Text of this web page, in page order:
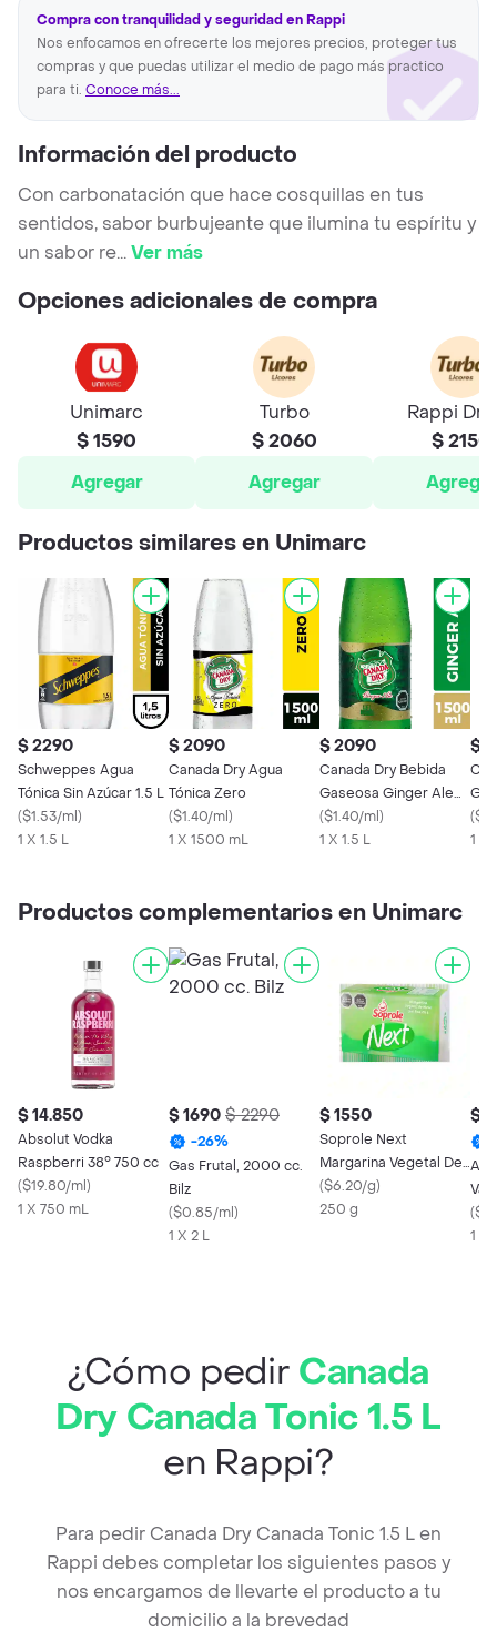
Compra con tranquilidad y seguridad en Rappi
Nos enfocamos en ofrecerte los mejores precios, proteger tus
compras y que puedas utilizar el medio de pago más practico
para ti. Conoce más...
Información del producto
Con carbonatación que hace cosquillas en tus
sentidos, sabor burbujeante que ilumina tu espíritu y
un sabor re...Ver más
Opciones adicionales de compra
Unimarc
$ 1590
Agregar
Turbo
$ 2060
Agregar
Rappi
$ 2150
Agregar
Productos similares en Unimarc
$ 2290
Schweppes Agua
Tónica Sin Azúcar 1.5 L
($1.53/ml)
1 X 1.5 L
$ 2090
Canada Dry Agua
Tónica Zero
($1.40/ml)
1 X 1500 mL
$ 2090
Canada Dry Bebida
Gaseosa Ginger Ale
1.5 L
($1.40/ml)
1 X 1.5 L
$
(
1 x
Productos complementarios en Unimarc
$ 14.850
Absolut Vodka
Raspberri 38° 750 cc
($19.80/ml)
1 X 750 mL
$ 1690 $ 2290
-26%
Gas Frutal, 2000 cc.
Bilz
($0.85/ml)
1 X 2 L
$ 1550
Soprole Next
Margarina Vegetal De
Mesa
($6.20/g)
250 g
$
(
1 x
¿Cómo pedir Canada
Dry Canada Tonic 1.5 L
en Rappi?
Para pedir Canada Dry Canada Tonic 1.5 L en
Rappi debes completar los siguientes pasos y
nos encargamos de llevarte el producto a tu
domicilio a la brevedad